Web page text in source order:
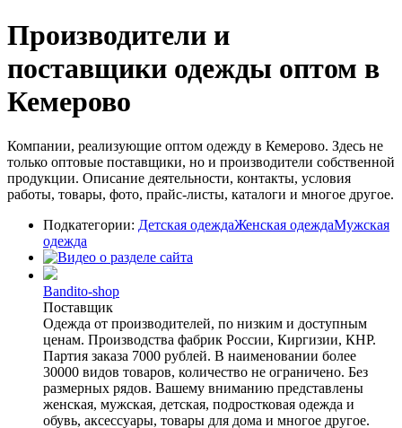
Производители и
поставщики одежды оптом в
Кемерово
Компании, реализующие оптом одежду в Кемерово. Здесь не
только оптовые поставщики, но и производители собственной
продукции. Описание деятельности, контакты, условия
работы, товары, фото, прайс-листы, каталоги и многое другое.
Подкатегории: Детская одеждаЖенская одеждаМужская
одежда
Bandito-shop
Поставщик
Одежда от производителей, по низким и доступным
ценам. Производства фабрик России, Киргизии, КНР.
Партия заказа 7000 рублей. В наименовании более
30000 видов товаров, количество не ограничено. Без
размерных рядов. Вашему вниманию представлены
женская, мужская, детская, подростковая одежда и
обувь, аксессуары, товары для дома и многое другое.